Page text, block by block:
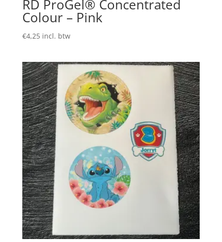
RD ProGel® Concentrated
Colour – Pink
€4,25 incl. btw